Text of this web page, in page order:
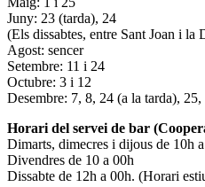
Juny: 23 (tarda), 24
(Els dissabtes, entre Sant Joan i la
Agost: sencer
Setembre: 11 i 24
Octubre: 3 i 12
Desembre: 7, 8, 24 (a la tarda),
Horari del servei de bar
Dimarts, dimecres i dijous de 10h
Divendres de 10 a 00h
Dissabte de 12h a 00h. (Horari